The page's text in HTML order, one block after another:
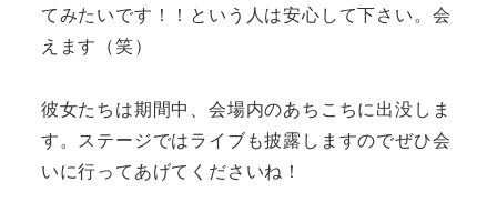
てみたいです！！という人は安心して下さい。会
えます（笑）
彼女たちは期間中、会場内のあちこちに出没しま
す。ステージではライブも披露しますのでぜひ会
いに行ってあげてくださいね！